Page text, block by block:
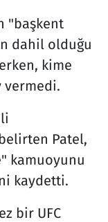
"başkent
dahil olduğu
kime
vermedi.
Patel,
kamuoyunu
kaydetti.
bir UFC